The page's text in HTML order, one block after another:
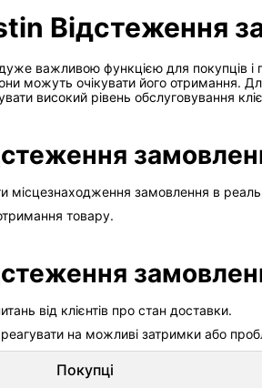
Відстеження
важливою функцією для покупців і
можуть очікувати його отримання.
високий рівень обслуговування
місцезнаходження замовлення в
товару.
від клієнтів про стан доставки.
на можливі затримки або
Покупці